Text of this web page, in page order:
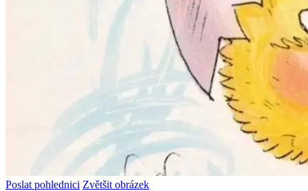
Poslat pohlednici Zvětšit obrázek